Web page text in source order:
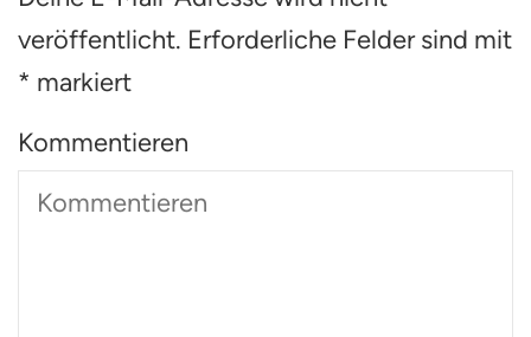
veröffentlicht. Erforderliche Felder sind mit
* markiert
Kommentieren